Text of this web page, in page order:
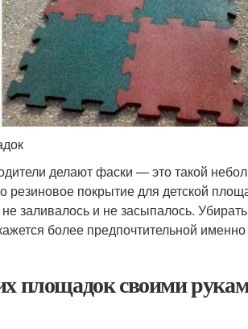
делают фаски — это такой
покрытие для детской
заливалось и не засыпалось.
более предпочтительной именно
площадок своими